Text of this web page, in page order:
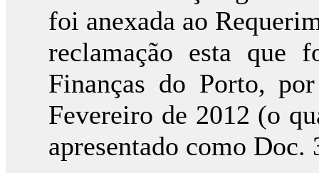
foi anexada ao
reclamação esta que
Finanças do Porto,
Fevereiro de 2012 (o
apresentado como Doc.